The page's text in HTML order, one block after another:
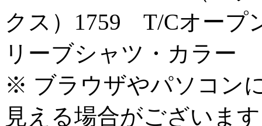
※ ブラウザやパソコン
見える場合がございま